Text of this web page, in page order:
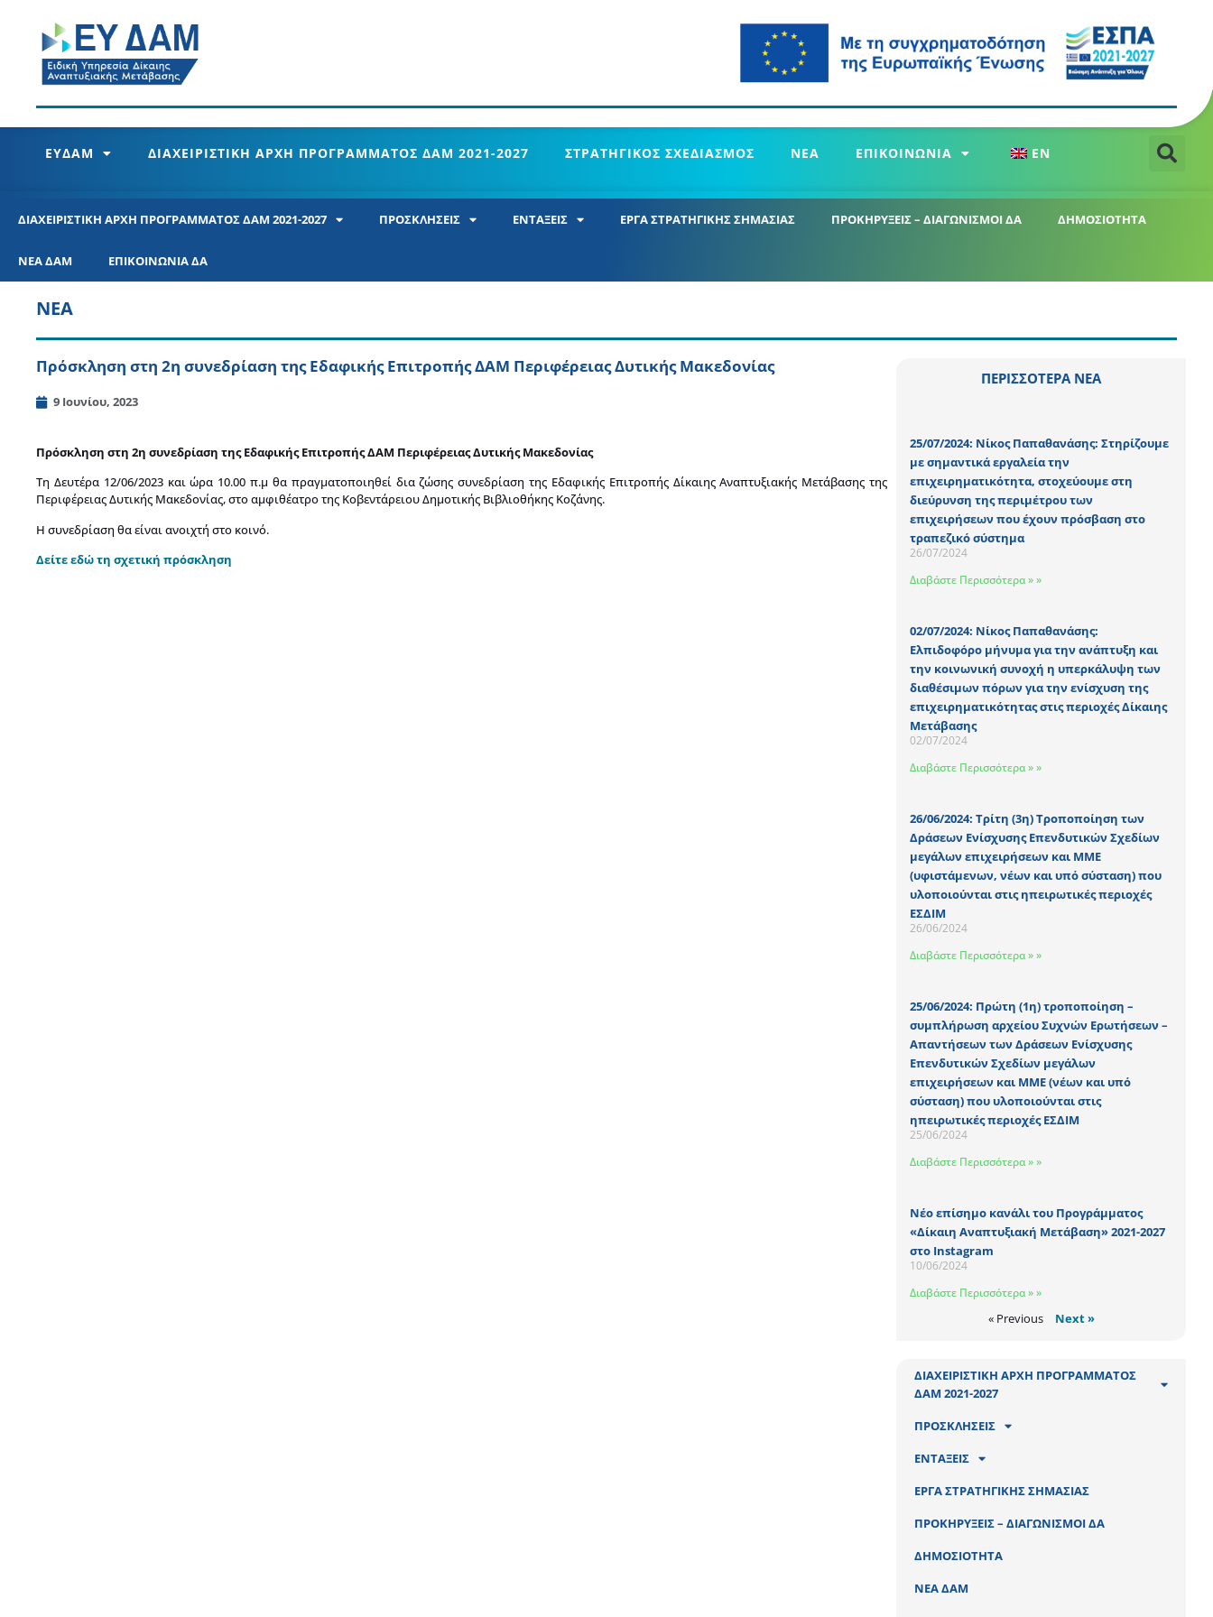
ΕΥΔΑΜ ΔΙΑΧΕΙΡΙΣΤΙΚΗ ΑΡΧΗ ΠΡΟΓΡΑΜΜΑΤΟΣ ΔΑΜ 2021-2027 ΣΤΡΑΤΗΓΙΚΟΣ ΣΧΕΔΙΑΣΜΟΣ ΝΕΑ ΕΠΙΚΟΙΝΩΝΙΑ EN
ΔΙΑΧΕΙΡΙΣΤΙΚΗ ΑΡΧΗ ΠΡΟΓΡΑΜΜΑΤΟΣ ΔΑΜ 2021-2027 ΠΡΟΣΚΛΗΣΕΙΣ ΕΝΤΑΞΕΙΣ ΕΡΓΑ ΣΤΡΑΤΗΓΙΚΗΣ ΣΗΜΑΣΙΑΣ ΠΡΟΚΗΡΥΞΕΙΣ – ΔΙΑΓΩΝΙΣΜΟΙ ΔΑ ΔΗΜΟΣΙΟΤΗΤΑ
ΝΕΑ ΔΑΜ ΕΠΙΚΟΙΝΩΝΙΑ ΔΑ
ΝΕΑ
Πρόσκληση στη 2η συνεδρίαση της Εδαφικής Επιτροπής ΔΑΜ Περιφέρειας Δυτικής Μακεδονίας
9 Ιουνίου, 2023
Πρόσκληση στη 2η συνεδρίαση της Εδαφικής Επιτροπής ΔΑΜ Περιφέρειας Δυτικής Μακεδονίας
Τη Δευτέρα 12/06/2023 και ώρα 10.00 π.μ θα πραγματοποιηθεί δια ζώσης συνεδρίαση της Εδαφικής Επιτροπής Δίκαιης Αναπτυξιακής Μετάβασης της
Περιφέρειας Δυτικής Μακεδονίας, στο αμφιθέατρο της Κοβεντάρειου Δημοτικής Βιβλιοθήκης Κοζάνης.
Η συνεδρίαση θα είναι ανοιχτή στο κοινό.
Δείτε εδώ τη σχετική πρόσκληση
ΠΕΡΙΣΣΟΤΕΡΑ ΝΕΑ
25/07/2024: Νίκος Παπαθανάσης: Στηρίζουμε
με σημαντικά εργαλεία την
επιχειρηματικότητα, στοχεύουμε στη
διεύρυνση της περιμέτρου των
επιχειρήσεων που έχουν πρόσβαση στο
τραπεζικό σύστημα
26/07/2024
Διαβάστε Περισσότερα » »
02/07/2024: Νίκος Παπαθανάσης:
Ελπιδοφόρο μήνυμα για την ανάπτυξη και
την κοινωνική συνοχή η υπερκάλυψη των
διαθέσιμων πόρων για την ενίσχυση της
επιχειρηματικότητας στις περιοχές Δίκαιης
Μετάβασης
02/07/2024
Διαβάστε Περισσότερα » »
26/06/2024: Τρίτη (3η) Τροποποίηση των
Δράσεων Ενίσχυσης Επενδυτικών Σχεδίων
μεγάλων επιχειρήσεων και ΜΜΕ
(υφιστάμενων, νέων και υπό σύσταση) που
υλοποιούνται στις ηπειρωτικές περιοχές
ΕΣΔΙΜ
26/06/2024
Διαβάστε Περισσότερα » »
25/06/2024: Πρώτη (1η) τροποποίηση –
συμπλήρωση αρχείου Συχνών Ερωτήσεων –
Απαντήσεων των Δράσεων Ενίσχυσης
Επενδυτικών Σχεδίων μεγάλων
επιχειρήσεων και ΜΜΕ (νέων και υπό
σύσταση) που υλοποιούνται στις
ηπειρωτικές περιοχές ΕΣΔΙΜ
25/06/2024
Διαβάστε Περισσότερα » »
Νέο επίσημο κανάλι του Προγράμματος
«Δίκαιη Αναπτυξιακή Μετάβαση» 2021-2027
στο Instagram
10/06/2024
Διαβάστε Περισσότερα » »
« Previous Next »
ΔΙΑΧΕΙΡΙΣΤΙΚΗ ΑΡΧΗ ΠΡΟΓΡΑΜΜΑΤΟΣ
ΔΑΜ 2021-2027
ΠΡΟΣΚΛΗΣΕΙΣ
ΕΝΤΑΞΕΙΣ
ΕΡΓΑ ΣΤΡΑΤΗΓΙΚΗΣ ΣΗΜΑΣΙΑΣ
ΠΡΟΚΗΡΥΞΕΙΣ – ΔΙΑΓΩΝΙΣΜΟΙ ΔΑ
ΔΗΜΟΣΙΟΤΗΤΑ
ΝΕΑ ΔΑΜ